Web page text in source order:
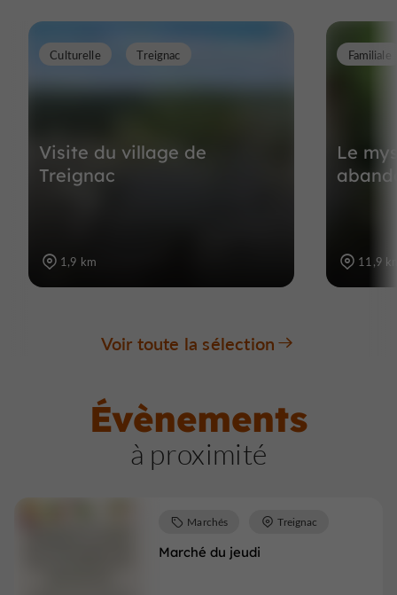
Visite du village de
Treignac
Culturelle Treignac
1,9 km
Le
Familiale
11,9
Voir toute la sélection
Évènements
à proximité
Marché du jeudi
Marchés Treignac